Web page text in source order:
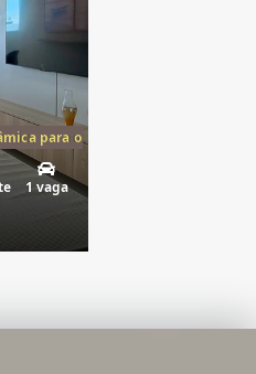
para o Mar, 2
1 vaga